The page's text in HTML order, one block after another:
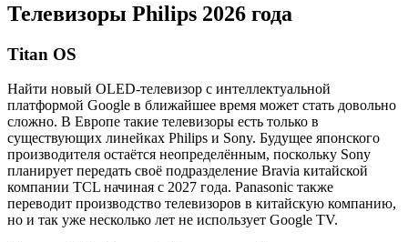
Телевизоры Philips 2026 года
Titan OS
Найти новый OLED-телевизор с интеллектуальной
платформой Google в ближайшее время может стать довольно
сложно. В Европе такие телевизоры есть только в
существующих линейках Philips и Sony. Будущее японского
производителя остаётся неопределённым, поскольку Sony
планирует передать своё подразделение Bravia китайской
компании TCL начиная с 2027 года. Panasonic также
переводит производство телевизоров в китайскую компанию,
но и так уже несколько лет не использует Google TV.